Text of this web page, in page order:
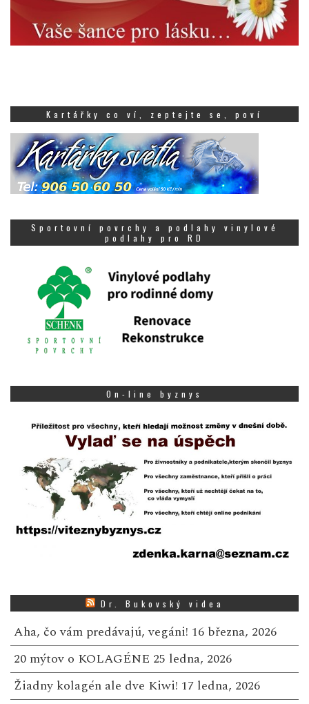
Kartářky co ví, zeptejte se, poví
Sportovní povrchy a podlahy vinylové
podlahy pro RD
On-line byznys
Dr. Bukovský videa
Aha, čo vám predávajú, vegáni! 16 března, 2026
20 mýtov o KOLAGÉNE 25 ledna, 2026
Žiadny kolagén ale dve Kiwi! 17 ledna, 2026